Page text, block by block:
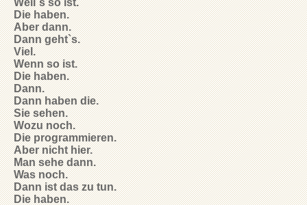
Die haben.
Aber dann.
Dann geht`s.
Viel.
Wenn so ist.
Die haben.
Dann.
Dann haben die.
Sie sehen.
Wozu noch.
Die programmieren.
Aber nicht hier.
Man sehe dann.
Was noch.
Dann ist das zu tun.
Die haben.